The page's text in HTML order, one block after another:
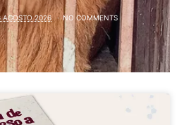
AGOSTO 2026 NO COMMENTS